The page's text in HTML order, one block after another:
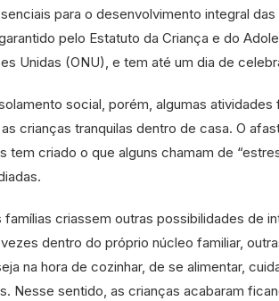
para o desenvolvimento integral
pelo Estatuto da Criança e do
Unidas (ONU), e tem até um dia de
social, porém, algumas
crianças tranquilas dentro de casa. O
tem criado o que alguns chamam de
famílias criassem outras possibilidades de
dentro do próprio núcleo familiar,
na hora de cozinhar, de se alimentar,
Nesse sentido, as crianças acabaram